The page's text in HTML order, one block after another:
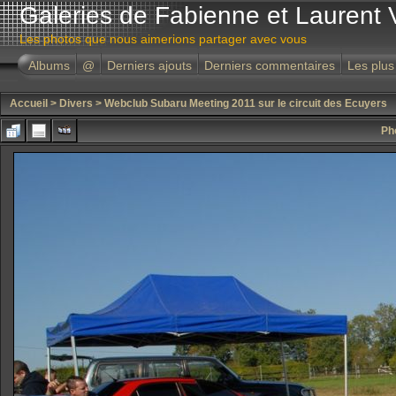
Galeries de Fabienne et Laurent
Les photos que nous aimerions partager avec vous
Albums
@ Derniers ajouts Derniers commentaires Les
Accueil > Divers > Webclub Subaru Meeting 2011 sur le circuit des Ecuyers